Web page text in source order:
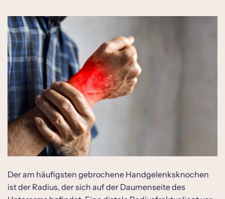
Therapie einer Handgelenksfraktur
Heilung einer Handgelenksfraktur
Symptome einer Handgelenksfraktur
Diagnostik einer Handgelenksfraktur
Handgelenksfraktur behandeln
Der am häufigsten gebrochene Handgelenksknochen
ist der Radius, der sich auf der Daumenseite des